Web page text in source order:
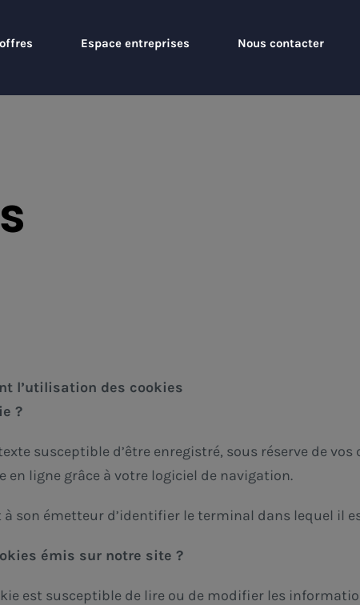
Espace entreprises Nous contacter
l’utilisation des cookies
?
susceptible d’être enregistré, sous réserve de
en ligne grâce à votre logiciel de navigation.
son émetteur d’identifier le terminal dans lequel il
émis sur notre site ?
est susceptible de lire ou de modifier les